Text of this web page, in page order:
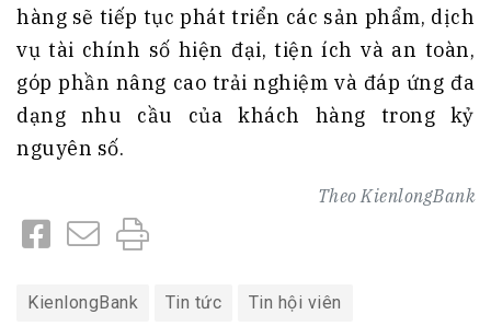
hàng sẽ tiếp tục phát triển các sản phẩm, dịch
vụ tài chính số hiện đại, tiện ích và an toàn,
góp phần nâng cao trải nghiệm và đáp ứng đa
dạng nhu cầu của khách hàng trong kỷ
nguyên số.
TheoKienlongBank
KienlongBank Tin tức Tin hội viên